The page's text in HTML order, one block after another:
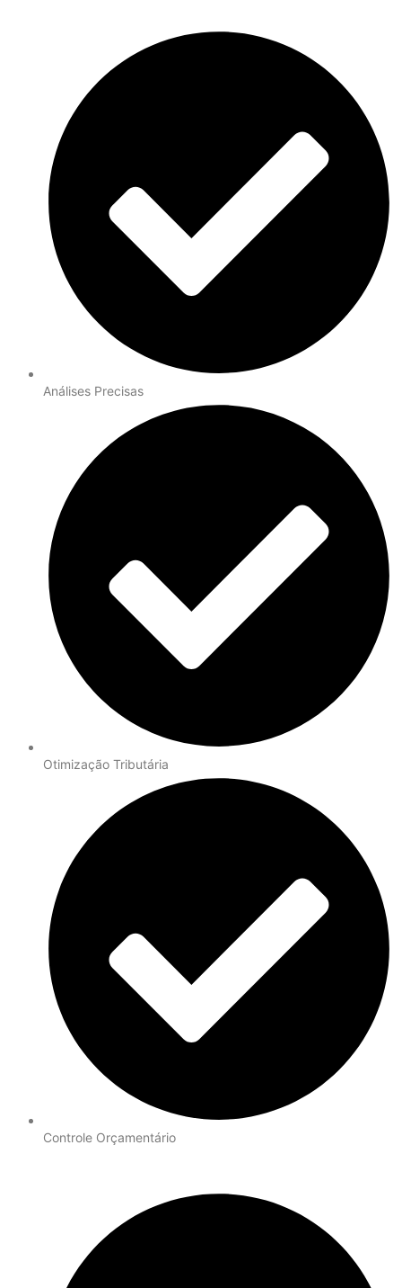
Análises Precisas
Otimização Tributária
Controle Orçamentário